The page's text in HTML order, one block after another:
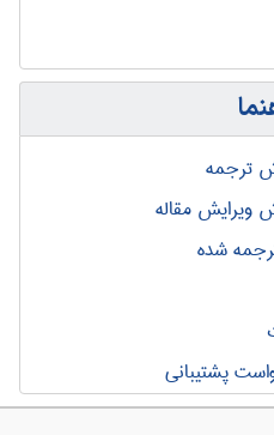
ترجمه
ویرایش مقاله
شده
پشتیبانی